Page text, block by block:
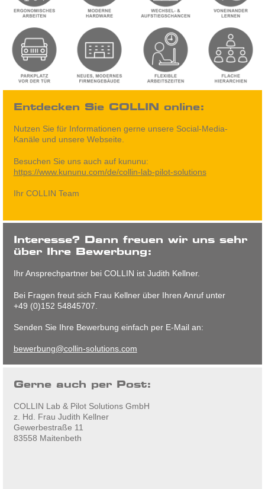
Entdecken Sie COLLIN online:
Nutzen Sie für Informationen gerne unsere Social-Media-
Kanäle und unsere Webseite.
Besuchen Sie uns auch auf kununu:
https://www.kununu.com/de/collin-lab-pilot-solutions
Ihr COLLIN Team
Interesse? Dann freuen wir uns sehr
über Ihre Bewerbung:
Ihr Ansprechpartner bei COLLIN ist Judith Kellner.
Bei Fragen freut sich Frau Kellner über Ihren Anruf unter
+49 (0)152 54845707.
Senden Sie Ihre Bewerbung einfach per E-Mail an:
bewerbung@collin-solutions.com
Gerne auch per Post:
COLLIN Lab & Pilot Solutions GmbH
z. Hd. Frau Judith Kellner
Gewerbestraße 11
83558 Maitenbeth